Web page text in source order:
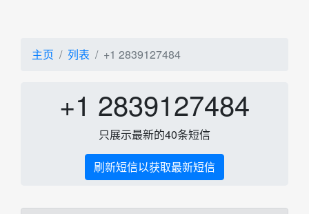
主页 列表 +1 2839127484
+1 2839127484
只展示最新的40条短信
刷新短信以获取最新短信